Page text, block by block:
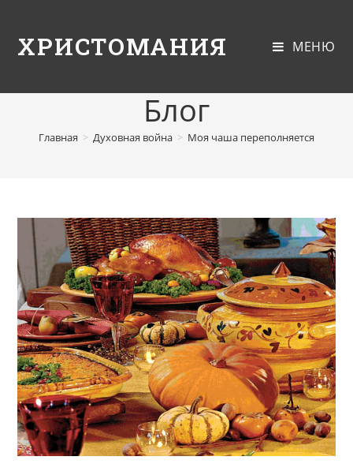
ХРИСТОМАНИЯ МЕНЮ
Блог
Главная > Духовная война > Моя чаша переполняется